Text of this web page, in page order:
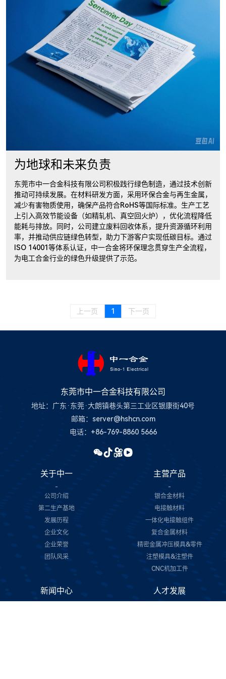
为地球和未来负责
东莞市中一合金科技有限公司积极践行绿色制造，通过技术创新
推动可持续发展。在材料研发方面，采用环保合金与再生金属，
减少有害物质使用，确保产品符合RoHS等国际标准。生产工艺
上引入高效节能设备（如精轧机、真空回火炉），优化流程降低
能耗与排放。同时，公司建立废料回收体系，提升资源循环利用
率，并推动供应链绿色转型，助力下游客户实现低碳目标。通过
ISO 14001等体系认证，中一合金将环保理念贯穿生产全流程，
为电工合金行业的绿色升级提供了示范。
上一页 1 下一页
东莞市中一合金科技有限公司
地址：广东·东莞·大朗镇巷头第三工业区银康街40号
邮箱：server@hshcn.com
电话：+86-769-8860 5666
关于中一
-
公司介绍
第二生产基地
发展历程
企业文化
企业荣誉
团队风采
主营产品
-
银合金材料
电接触材料
一体化电接触组件
复合金属材料
精密金属冲压模具&零件
注塑模具&注塑件
CNC机加工件
新闻中心 人才发展